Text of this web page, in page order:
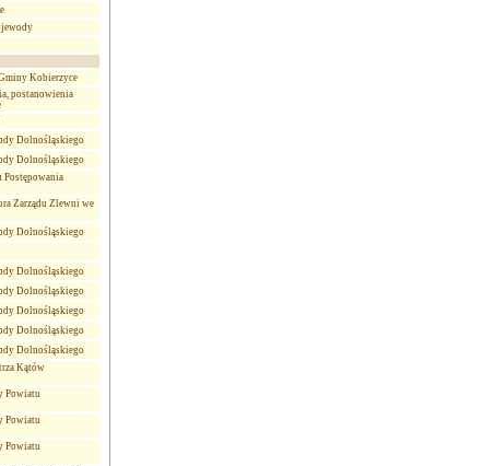
Kobierzyce
postanowienia
Dolnośląskiego
Dolnośląskiego
Postępowania
Zarządu Zlewni we
Dolnośląskiego
Dolnośląskiego
Dolnośląskiego
Dolnośląskiego
Dolnośląskiego
Dolnośląskiego
Kątów
Powiatu
Powiatu
Powiatu